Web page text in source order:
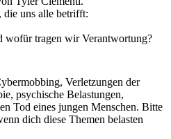
die uns alle betrifft:
wofür tragen wir Verantwortung?
Verletzungen der
psychische Belastungen,
Tod eines jungen Menschen. Bitte
dich diese Themen belasten